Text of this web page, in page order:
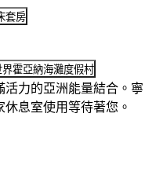
套房
界霍亞納海灘度假村
活力的亞洲能量結合。寧
息室使用等待著您。